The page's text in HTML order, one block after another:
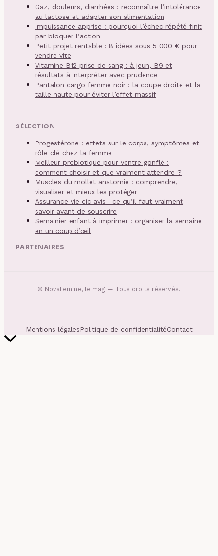
Gaz, douleurs, diarrhées : reconnaître l’intolérance
au lactose et adapter son alimentation
Impuissance apprise : pourquoi l’échec répété finit
par bloquer l’action
Petit projet rentable : 8 idées sous 5 000 € pour
vendre vite
Vitamine B12 prise de sang : à jeun, B9 et
résultats à interpréter avec prudence
Pantalon cargo femme noir : la coupe droite et la
taille haute pour éviter l’effet massif
SÉLECTION
Progestérone : effets sur le corps, symptômes et
rôle clé chez la femme
Meilleur probiotique pour ventre gonflé :
comment choisir et que vraiment attendre ?
Muscles du mollet anatomie : comprendre,
visualiser et mieux les protéger
Assurance vie cic avis : ce qu’il faut vraiment
savoir avant de souscrire
Semainier enfant à imprimer : organiser la semaine
en un coup d’œil
PARTENAIRES
© NovaFemme, le mag — Tous droits réservés.
Mentions légalesPolitique de confidentialitéContact